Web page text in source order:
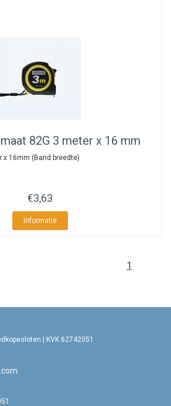
82G 3 meter x 16 mm
x 16mm (Band breedte)
€3,63
Informatie
1
| KVK 62742051